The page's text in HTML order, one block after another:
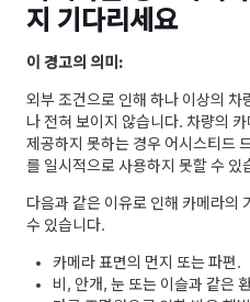
지 기다리세요
이 경고의 의미:
외부 조건으로 인해 하나 이상의 차
나 전혀 보이지 않습니다. 차량의
제공하지 못하는 경우 어시스티드
를 일시적으로 사용하지 못할 수 있
다음과 같은 이유로 인해 카메라의
수 있습니다.
카메라 표면의 먼지 또는 파편.
비, 안개, 눈 또는 이슬과 같은